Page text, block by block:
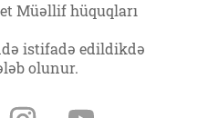
Müəllif hüquqları
istifadə edildikdə
olunur.